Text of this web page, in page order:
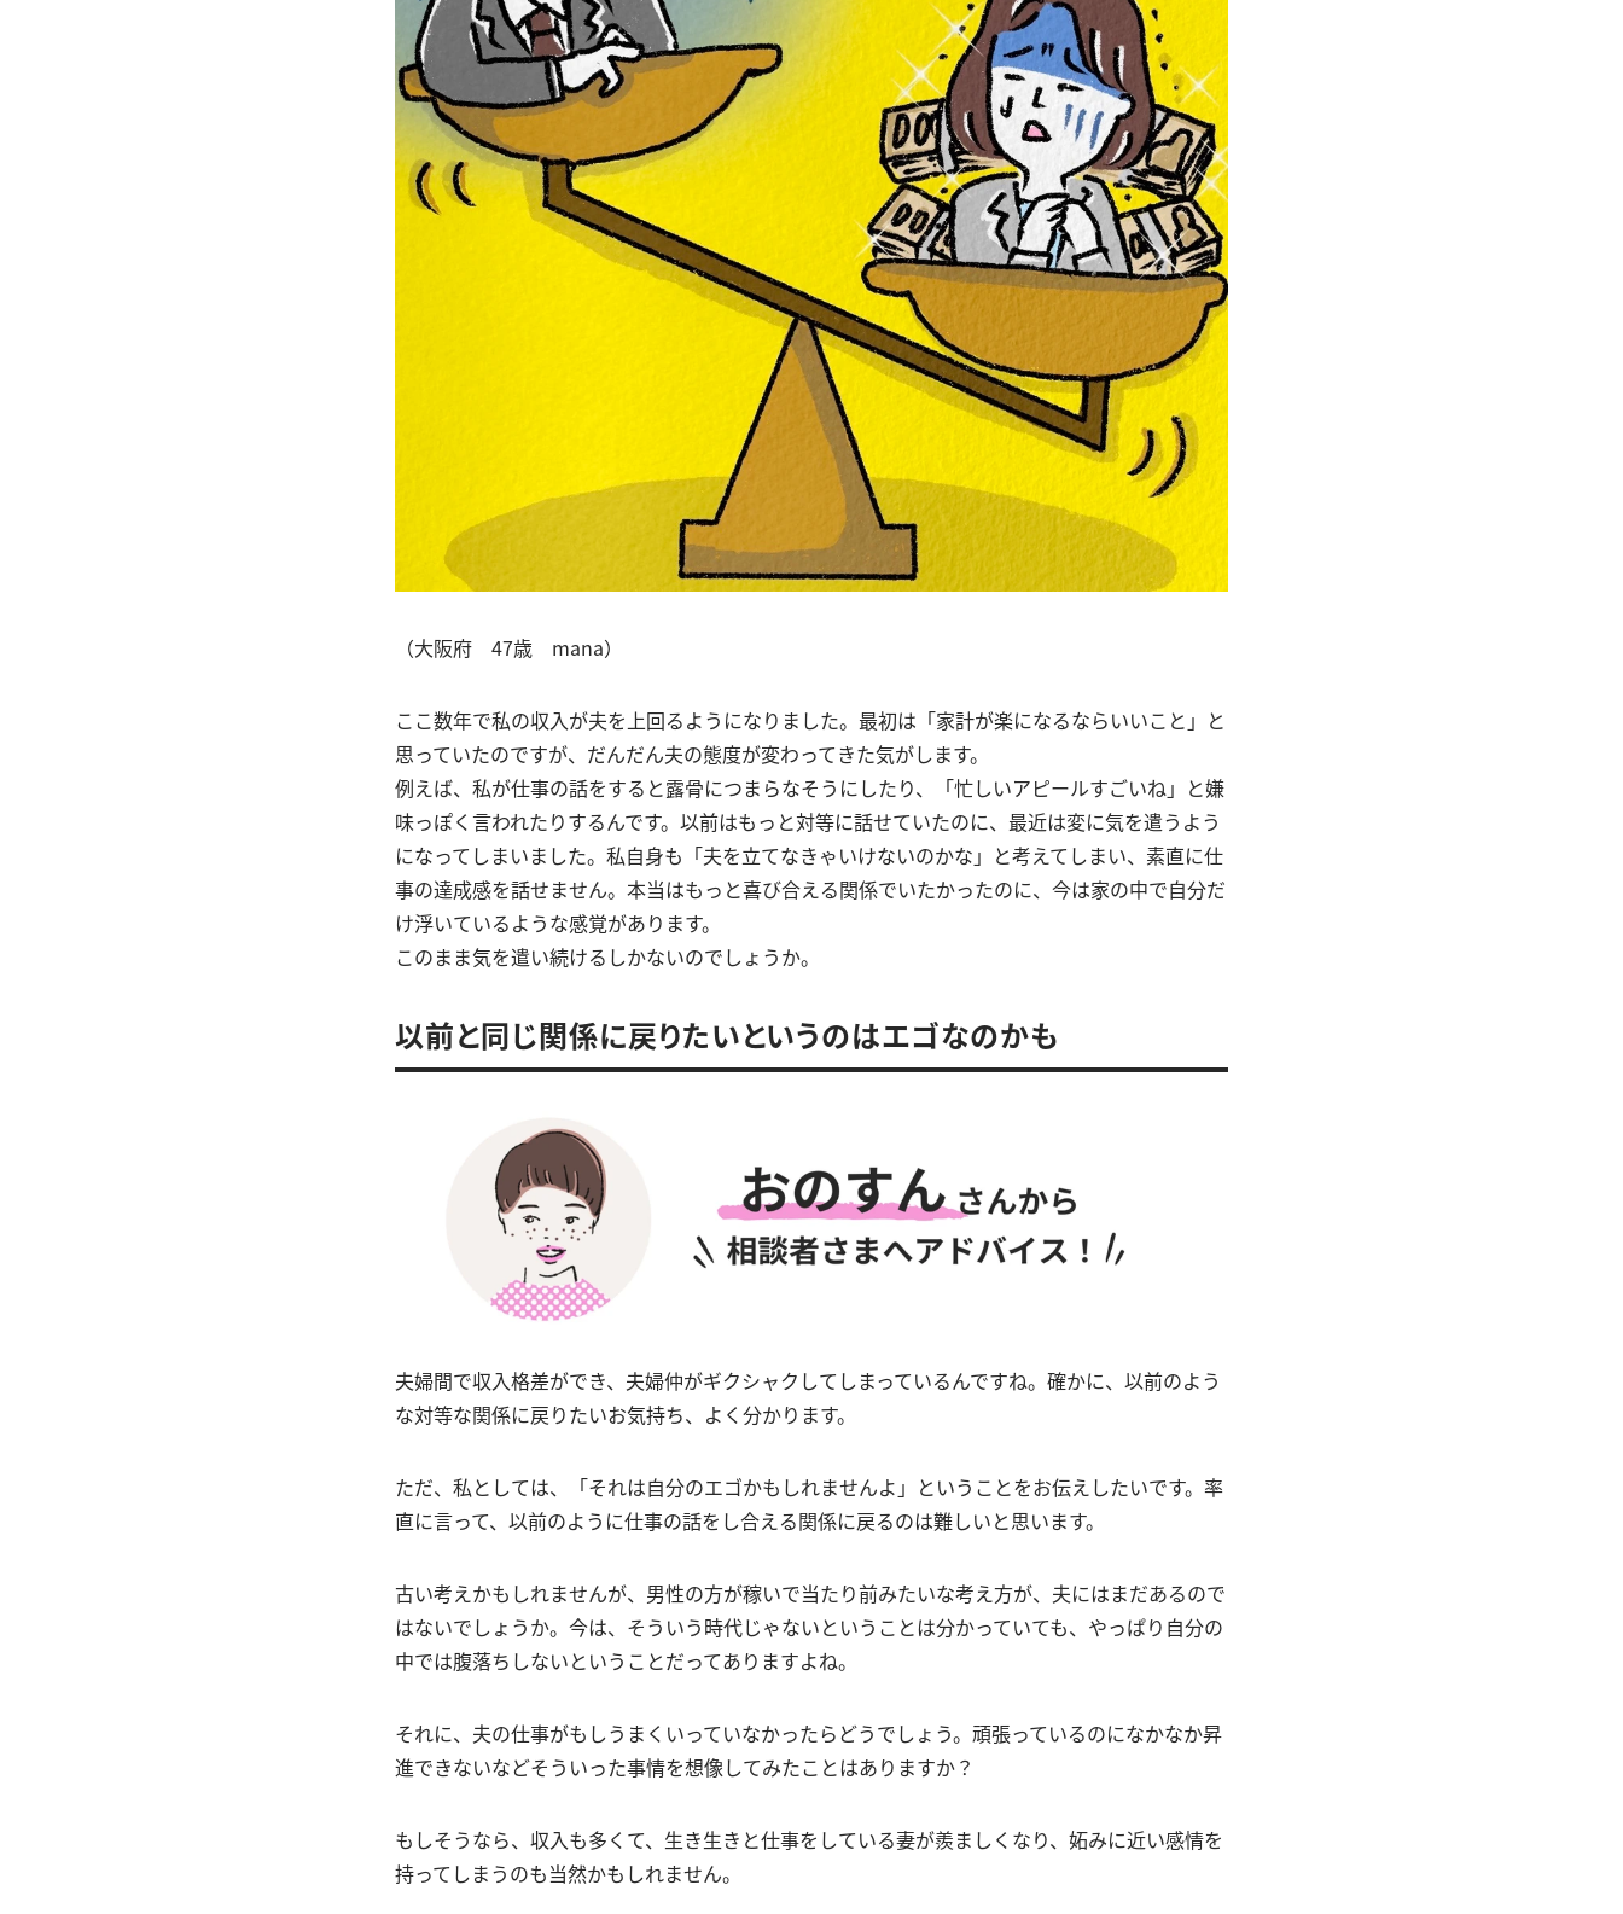
（大阪府 47歳 mana）
ここ数年で私の収入が夫を上回るようになりました。最初は「家計が楽になるならいいこと」と
思っていたのですが、だんだん夫の態度が変わってきた気がします。
例えば、私が仕事の話をすると露骨につまらなそうにしたり、「忙しいアピールすごいね」と嫌
味っぽく言われたりするんです。以前はもっと対等に話せていたのに、最近は変に気を遣うよう
になってしまいました。私自身も「夫を立てなきゃいけないのかな」と考えてしまい、素直に仕
事の達成感を話せません。本当はもっと喜び合える関係でいたかったのに、今は家の中で自分だ
け浮いているような感覚があります。
このまま気を遣い続けるしかないのでしょうか。
以前と同じ関係に戻りたいというのはエゴなのかも
夫婦間で収入格差ができ、夫婦仲がギクシャクしてしまっているんですね。確かに、以前のよう
な対等な関係に戻りたいお気持ち、よく分かります。
ただ、私としては、「それは自分のエゴかもしれませんよ」ということをお伝えしたいです。率
直に言って、以前のように仕事の話をし合える関係に戻るのは難しいと思います。
古い考えかもしれませんが、男性の方が稼いで当たり前みたいな考え方が、夫にはまだあるので
はないでしょうか。今は、そういう時代じゃないということは分かっていても、やっぱり自分の
中では腹落ちしないということだってありますよね。
それに、夫の仕事がもしうまくいっていなかったらどうでしょう。頑張っているのになかなか昇
進できないなどそういった事情を想像してみたことはありますか？
もしそうなら、収入も多くて、生き生きと仕事をしている妻が羨ましくなり、妬みに近い感情を
持ってしまうのも当然かもしれません。